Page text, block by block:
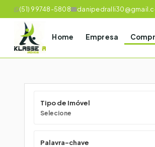
(51) 99748-5808
Home Empresa
Tipo de Imóvel
Selecione
Palavra-chave